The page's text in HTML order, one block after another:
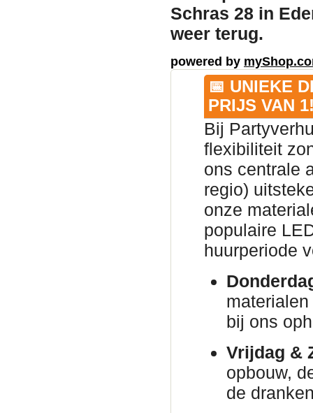
Schras 28 in
weer terug.
powered by
📅 UNIEKE
PRIJS VAN
Bij
flexibiliteit
ons centrale
regio)
onze
populaire
huurperiode
bij ons
Vrijdag &
opbouw,
de